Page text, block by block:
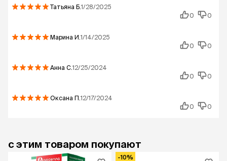
Татьяна Б.1/28/2025
0
0
Марина И.1/14/2025
0
0
Анна С.12/25/2024
0
0
Оксана П.12/17/2024
0
0
с этим товаром покупают
-10%